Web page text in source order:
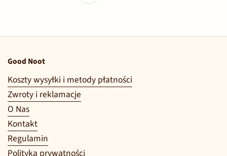
Poprzednie
Good Noot
Koszty wysyłki i metody płatności
Zwroty i reklamacje
O Nas
Kontakt
Regulamin
Polityka prywatności